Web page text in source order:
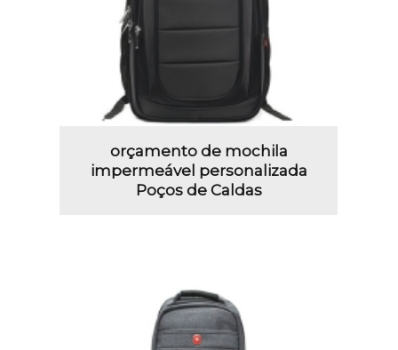
orçamento de mochila
impermeável personalizada
Poços de Caldas